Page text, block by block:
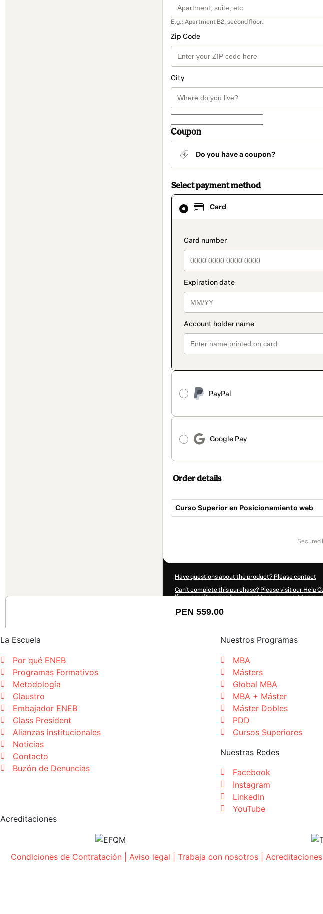
La Escuela
Por qué ENEB
Programas Formativos
Metodología
Claustro
Embajador ENEB
Class President
Alianzas institucionales
Noticias
Contacto
Buzón de Denuncias
Nuestros Programas
MBA
Másters
Global MBA
MBA + Máster
Máster Dobles
PDD
Cursos Superiores
Nuestras Redes
Facebook
Instagram
LinkedIn
YouTube
Acreditaciones
Condiciones de Contratación Aviso legal Trabaja con nosotros Acreditaciones